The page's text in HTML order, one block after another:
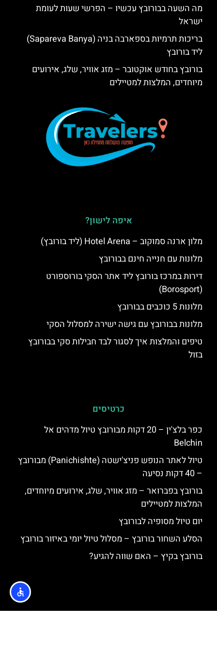
מה השעה בבורובץ עכשיו – הפרשי שעות לעומת
ישראל
בריכות תרמיות בספארבה בניה (Sapareva Banya)
ליד בורובץ
בורובץ בחודש אוקטובר – מזג אוויר, שלג, אירועים
מיוחדים, המלצות למטיילים
איפה לישון?
מלון ארנה סמוקוב – Hotel Arena (ליד בורובץ)
מלונות עם חנייה חינם בבורובץ
דירות במרכז בורובץ ליד אתר הסקי בורוספורט
(Borosport)
מלונות 5 כוכבים בבורובץ
מלונות בבורובץ עם גישה ישירה למסלול הסקי
טיפים והמלצות איך לסגור לבד חבילות סקי בבורובץ
בזול
כרטיסים
כפר בלצ'ין – 20 דקות מבורובץ טיול מדהים אל
Belchin
טיול לאתר הנופש פניצ'ישטה (Panichishte) מבורובץ
– 40 דקות נסיעה
בורובץ בפברואר – מזג אוויר, שלג, אירועים מיוחדים,
המלצות למטיילים
יום טיול מסופיה לבורובץ
הסלע השחור בורובץ – מסלול טיול יומי באיזור בורובץ
בורובץ בקיץ – האם שווה להגיע?